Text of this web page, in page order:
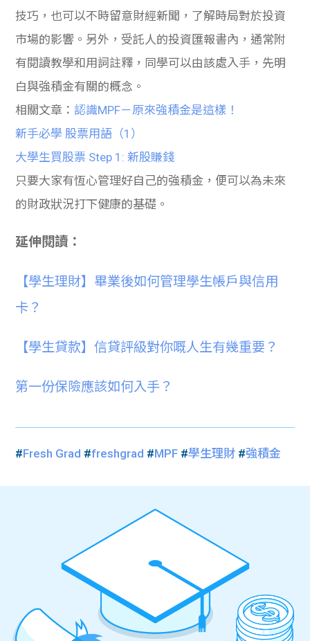
技巧，也可以不時留意財經新聞，了解時局對於投資
市場的影響。另外，受託人的投資匯報書內，通常附
有閱讀教學和用詞註釋，同學可以由該處入手，先明
白與強積金有關的概念。
相關文章： 認識MPF－原來強積金是這樣！
新手必學 股票用語（1）
大學生買股票 Step 1: 新股賺錢
只要大家有恆心管理好自己的強積金，便可以為未來
的財政狀況打下健康的基礎。
延伸閱讀：
【學生理財】畢業後如何管理學生帳戶與信用
卡？
【學生貸款】信貸評級對你嘅人生有幾重要？
第一份保險應該如何入手？
#Fresh Grad #freshgrad #MPF #學生理財 #強積金